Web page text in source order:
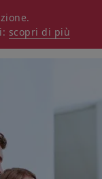
scopri di più